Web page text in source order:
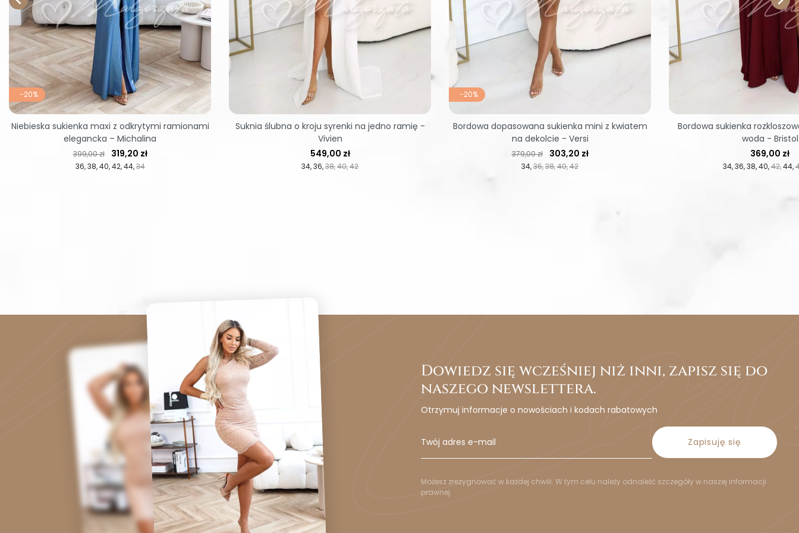
-20%
36 38 40 42 44 34
Cena regularna
399,00 zł Cena
319,20 zł
Niebieska sukienka maxi z odkrytymi ramionami
elegancka – Michalina
34 36 38 40 42
Cena
549,00 zł
Suknia ślubna o kroju syrenki na jedno ramię -
Vivien
-20%
34 36 38 40 42
Cena regularna
379,00 zł Cena
303,20 zł
Bordowa dopasowana sukienka mini z kwiatem
na dekolcie - Versi
34 36 38 40 42 44
Cena
369,00 zł
Bordowa sukienka
woda - Bristol
Dowiedz się wcześniej niż inni, zapisz się do
naszego newslettera.
Otrzymuj informacje o nowościach i kodach rabatowych
Zapisuję się
Możesz zrezygnować w każdej chwili. W tym celu należy odnaleźć szczegóły w naszej informacji
prawnej.